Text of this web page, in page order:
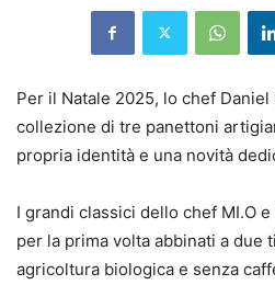
Per il Natale 2025, lo chef
collezione di tre panettoni
propria identità e una novità
I grandi classici dello chef MI.O
per la prima volta abbinati a due
agricoltura biologica e senza